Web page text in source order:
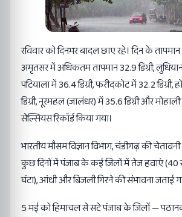
रविवार को दिनभर बादल छाए रहे। दिन के
अमृतसर में अधिकतम तापमान 32.9 डिग्री,
पटियाला में 36.4 डिग्री, फरीदकोट में 32.2 डिग्री,
डिग्री, नूरमहल (जालंधर) में 35.6 डिग्री और मोहाली
सेल्सियस रिकॉर्ड किया गया।
भारतीय मौसम विज्ञान विभाग, चंडीगढ़ की
कुछ दिनों में पंजाब के कई जिलों में तेज हवाएं (40
घंटा), आंधी और बिजली गिरने की संभावना जताई
5 मई को हिमाचल से सटे पंजाब के जिलों —